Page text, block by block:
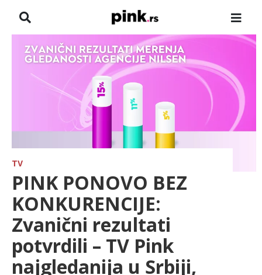
NASLOVNA
VESTI
SHOWBIZ
HRONIKA
PINKOVE ZVEZDE
ODEON
SPORT
TV
PINK PONOVO BEZ
KONKURENCIJE:
Zvanični rezultati
potvrdili – TV Pink
najgledanija u Srbiji,